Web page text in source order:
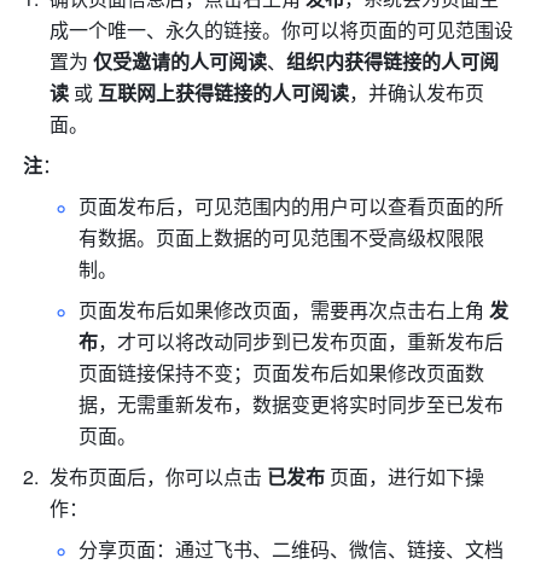
成一个唯一、永久的链接。你可以将页面的可见范围设
置为 仅受邀请的人可阅读、组织内获得链接的人可阅
读 或 互联网上获得链接的人可阅读，并确认发布页
面。
注：
页面发布后，可见范围内的用户可以查看页面的所
有数据。页面上数据的可见范围不受高级权限限
制。
页面发布后如果修改页面，需要再次点击右上角 发
布，才可以将改动同步到已发布页面，重新发布后
页面链接保持不变；页面发布后如果修改页面数
据，无需重新发布，数据变更将实时同步至已发布
页面。
发布页面后，你可以点击 已发布 页面，进行如下操
作：
分享页面：通过飞书、二维码、微信、链接、文档